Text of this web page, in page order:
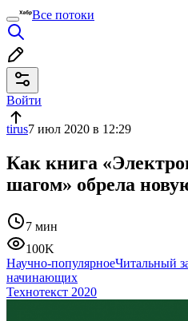
Все потоки
Войти
tirus7 июл 2020 в 12:29
Как книга
шагом» обрела
7 мин
100K
Научно-популярноеЧитальный
начинающих
Технотекст 2020